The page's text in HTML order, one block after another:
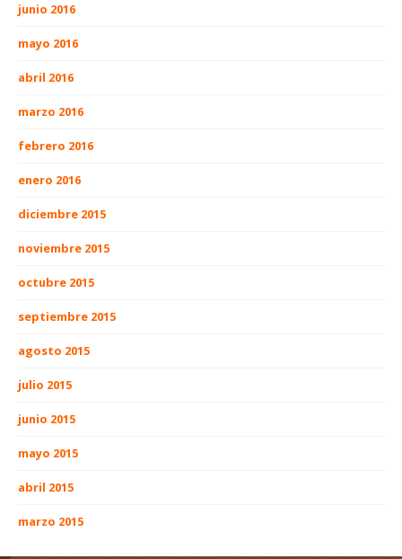
junio 2016
mayo 2016
abril 2016
marzo 2016
febrero 2016
enero 2016
diciembre 2015
noviembre 2015
octubre 2015
septiembre 2015
agosto 2015
julio 2015
junio 2015
mayo 2015
abril 2015
marzo 2015